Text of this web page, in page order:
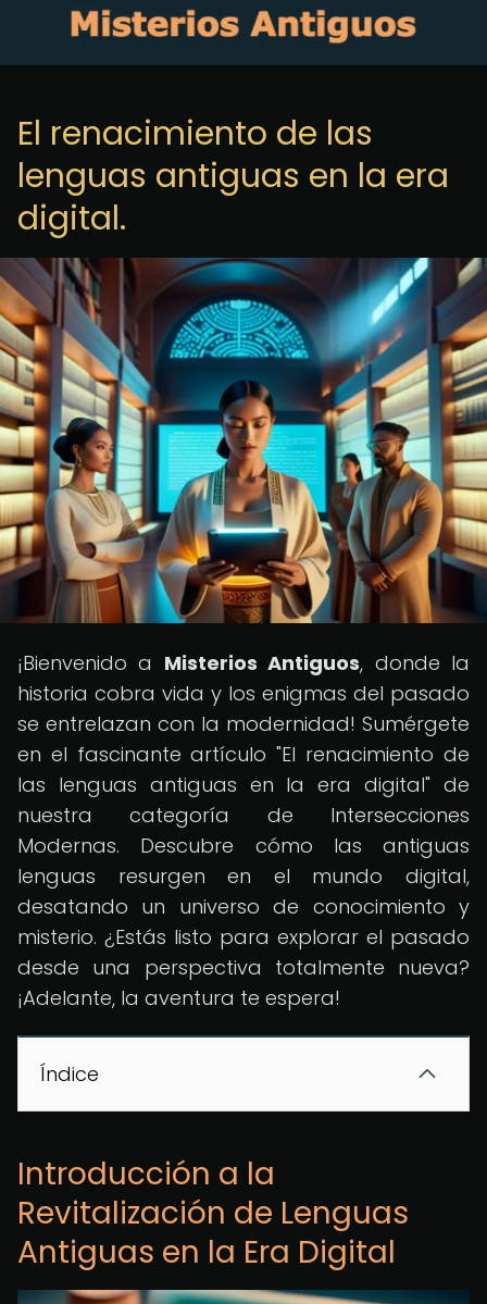
El renacimiento de las
lenguas antiguas en la era
digital.
¡Bienvenido a Misterios Antiguos, donde la
historia cobra vida y los enigmas del pasado
se entrelazan con la modernidad! Sumérgete
en el fascinante artículo "El renacimiento de
las lenguas antiguas en la era digital" de
nuestra categoría de Intersecciones
Modernas. Descubre cómo las antiguas
lenguas resurgen en el mundo digital,
desatando un universo de conocimiento y
misterio. ¿Estás listo para explorar el pasado
desde una perspectiva totalmente nueva?
¡Adelante, la aventura te espera!
Índice
Introducción a la
Revitalización de Lenguas
Antiguas en la Era Digital